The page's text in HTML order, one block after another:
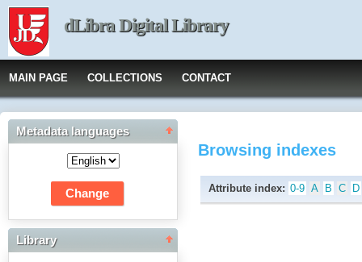
dLibra Digital Library
MAIN PAGE COLLECTIONS CONTACT
Metadata languages
Library
Browsing indexes
Attribute index: 0-9 A B C D